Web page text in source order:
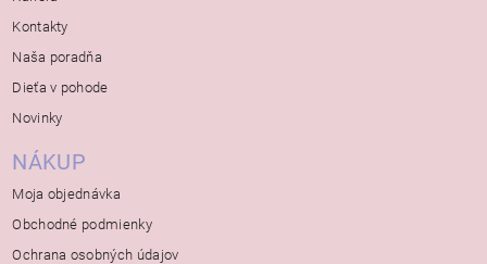
Kontakty
Naša poradňa
Dieťa v pohode
Novinky
NÁKUP
Moja objednávka
Obchodné podmienky
Ochrana osobných údajov